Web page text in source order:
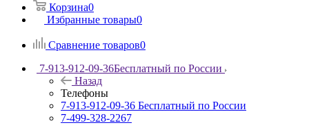
Корзина0
Избранные товары0
Сравнение товаров0
7-913-912-09-36Бесплатный по России
Назад
Телефоны
7-913-912-09-36 Бесплатный по России
7-499-328-2267